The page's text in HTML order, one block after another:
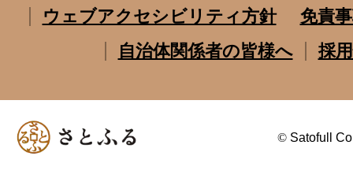
ウェブアクセシビリティ方針
免責
自治体関係者の皆様へ
採
© Satofull